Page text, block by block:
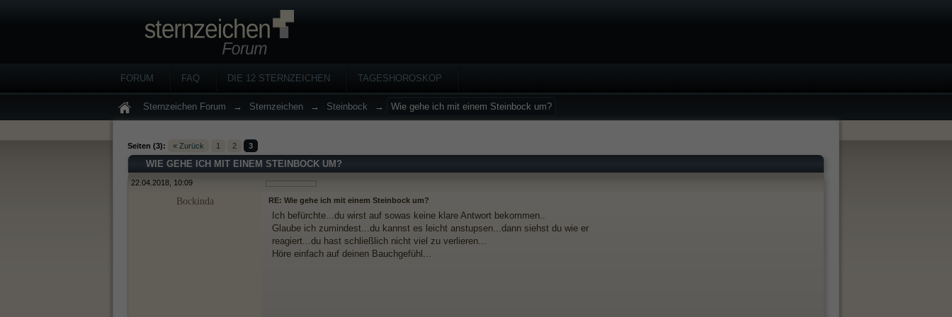
FORUM FAQ DIE 12 STERNZEICHEN TAGESHOROSKOP
Sternzeichen Forum → Sternzeichen → Steinbock → Wie gehe ich mit einem Steinbock um?
Seiten (3): « Zurück 1 2 3
WIE GEHE ICH MIT EINEM STEINBOCK UM?
22.04.2018, 10:09
Bockinda RE: Wie gehe ich mit einem Steinbock um?
Ich befürchte...du wirst auf sowas keine klare Antwort bekommen..
Glaube ich zumindest...du kannst es leicht anstupsen...dann siehst du wie er
reagiert...du hast schließlich nicht viel zu verlieren...
Höre einfach auf deinen Bauchgefühl...